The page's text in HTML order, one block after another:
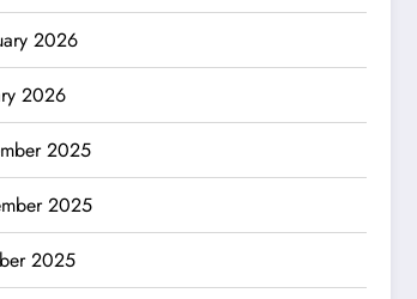
2026
2026
2025
2025
2025